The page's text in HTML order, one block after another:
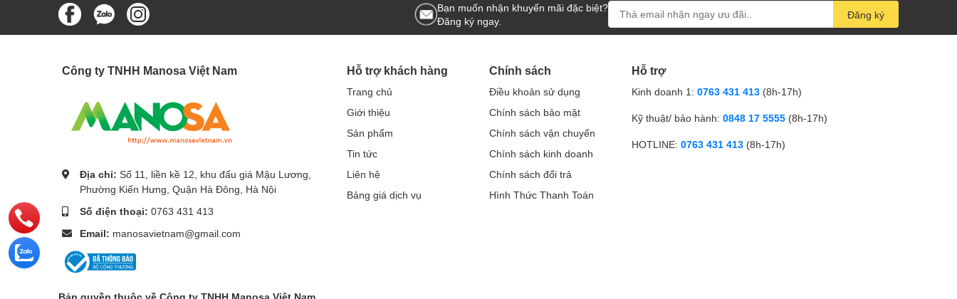
Bạn muốn nhận khuyến mãi đặc biệt?
Đăng ký ngay.
Đăng ký
Công ty TNHH Manosa Việt Nam
Địa chỉ: Số 11, liền kề 12, khu đấu giá Mậu Lương,
Phường Kiến Hưng, Quận Hà Đông, Hà Nội
Số điện thoại: 0763 431 413
Email: manosavietnam@gmail.com
Hỗ trợ khách hàng
Trang chủ
Giới thiệu
Sản phẩm
Tin tức
Liên hệ
Bảng giá dịch vụ
Chính sách
Điều khoản sử dụng
Chính sách bảo mật
Chính sách vận chuyển
Chính sách kinh doanh
Chính sách đổi trả
Hình Thức Thanh Toán
Hỗ trợ
Kinh doanh 1: 0763 431 413 (8h-17h)
Kỹ thuật/ bảo hành: 0848 17 5555 (8h-17h)
HOTLINE: 0763 431 413 (8h-17h)
Bản quyền thuộc về Công ty TNHH Manosa Việt Nam